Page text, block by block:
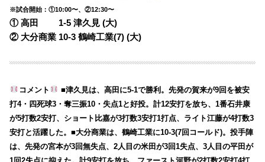
※試合開始：①10:00〜、②12:30〜
① 高田 1-5 津久見 (大)
② 大分商業 10-3 鶴崎工業(7) (大)
コメント
■津久見は、高田に5-1で勝利。先発の賀来が9回を被安
打4・四死球3・奪三振10・失点1と好投。計12安打を放ち、1番石井康
が5打数2安打、ショート比嘉が3打数3安打1打点、ライト江藤が4打数3
安打と活躍した。■大分商業は、鶴崎工業に10-3(7回コールド)。投手陣
は、先発の宮本が3回無失点、2人目の米田が3回1失点、3人目の平田が